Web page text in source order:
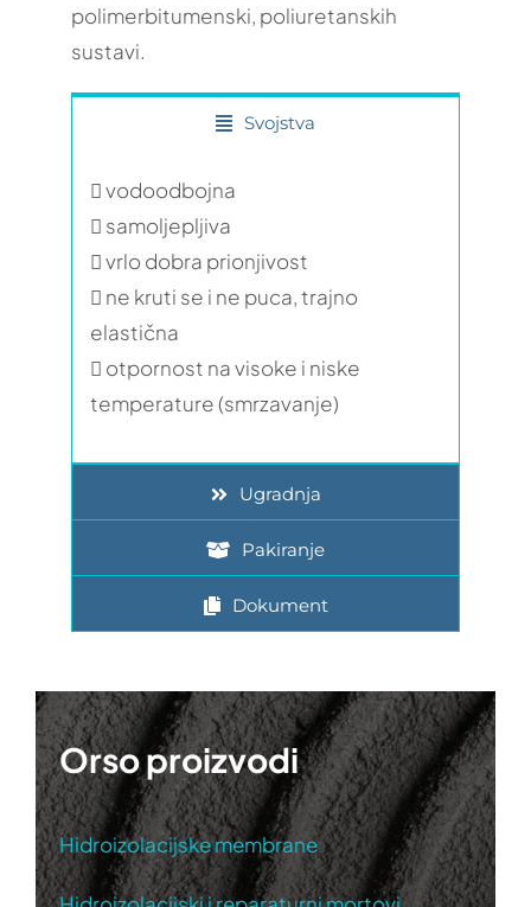
polimerbitumenski, poliuretanskih
sustavi.
Svojstva
 vodoodbojna
 samoljepljiva
 vrlo dobra prionjivost
 ne kruti se i ne puca, trajno
elastična
 otpornost na visoke i niske
temperature (smrzavanje)
Ugradnja
Pakiranje
Dokument
Orso proizvodi
Hidroizolacijske membrane